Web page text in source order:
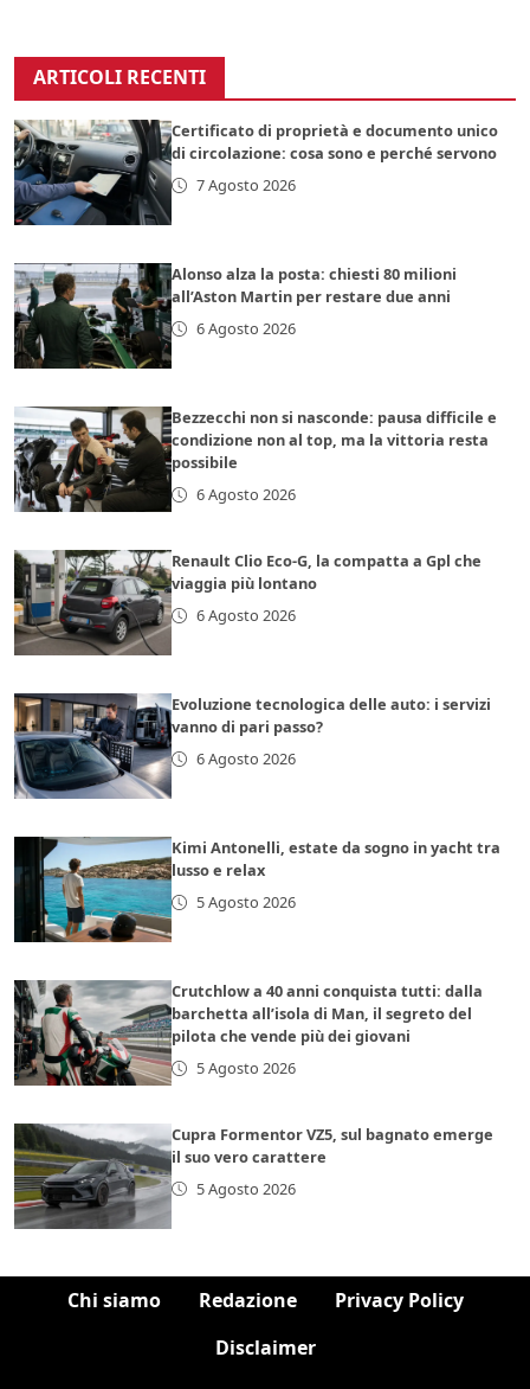
ARTICOLI RECENTI
Certificato di proprietà e documento unico
di circolazione: cosa sono e perché servono
7 Agosto 2026
Alonso alza la posta: chiesti 80 milioni
all’Aston Martin per restare due anni
6 Agosto 2026
Bezzecchi non si nasconde: pausa difficile e
condizione non al top, ma la vittoria resta
possibile
6 Agosto 2026
Renault Clio Eco-G, la compatta a Gpl che
viaggia più lontano
6 Agosto 2026
Evoluzione tecnologica delle auto: i servizi
vanno di pari passo?
6 Agosto 2026
Kimi Antonelli, estate da sogno in yacht tra
lusso e relax
5 Agosto 2026
Crutchlow a 40 anni conquista tutti: dalla
barchetta all’isola di Man, il segreto del
pilota che vende più dei giovani
5 Agosto 2026
Cupra Formentor VZ5, sul bagnato emerge
il suo vero carattere
5 Agosto 2026
Chi siamo Redazione
Privacy Policy
Disclaimer